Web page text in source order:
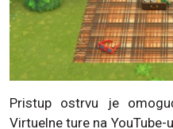
Pristup ostrvu je
Virtuelne ture na YouTube-